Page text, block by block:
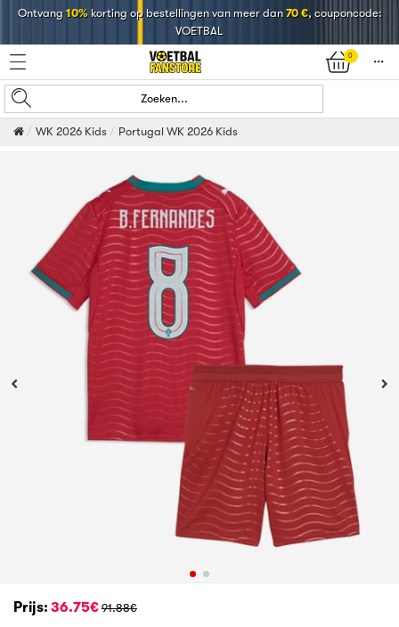
Ontvang 10%korting op bestellingen van meer dan70 €, couponcode:
VOETBAL
0
󰄒
Zoeken...
WK 2026 Kids Portugal WK 2026 Kids
Prijs: 36.75€ 91.88€